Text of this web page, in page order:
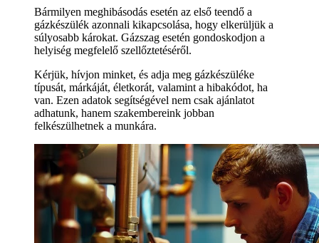
Bármilyen meghibásodás esetén az első teendő a
gázkészülék azonnali kikapcsolása, hogy elkerüljük a
súlyosabb károkat. Gázszag esetén gondoskodjon a
helyiség megfelelő szellőztetéséről.
Kérjük, hívjon minket, és adja meg gázkészüléke
típusát, márkáját, életkorát, valamint a hibakódot, ha
van. Ezen adatok segítségével nem csak ajánlatot
adhatunk, hanem szakembereink jobban
felkészülhetnek a munkára.